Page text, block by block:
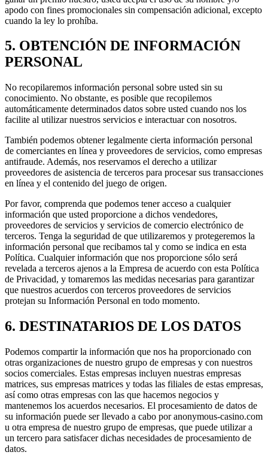
apodo con fines promocionales sin compensación adicional, excepto
cuando la ley lo prohíba.
5. OBTENCIÓN DE INFORMACIÓN
PERSONAL
No recopilaremos información personal sobre usted sin su
conocimiento. No obstante, es posible que recopilemos
automáticamente determinados datos sobre usted cuando nos los
facilite al utilizar nuestros servicios e interactuar con nosotros.
También podemos obtener legalmente cierta información personal
de comerciantes en línea y proveedores de servicios, como empresas
antifraude. Además, nos reservamos el derecho a utilizar
proveedores de asistencia de terceros para procesar sus transacciones
en línea y el contenido del juego de origen.
Por favor, comprenda que podemos tener acceso a cualquier
información que usted proporcione a dichos vendedores,
proveedores de servicios y servicios de comercio electrónico de
terceros. Tenga la seguridad de que utilizaremos y protegeremos la
información personal que recibamos tal y como se indica en esta
Política. Cualquier información que nos proporcione sólo será
revelada a terceros ajenos a la Empresa de acuerdo con esta Política
de Privacidad, y tomaremos las medidas necesarias para garantizar
que nuestros acuerdos con terceros proveedores de servicios
protejan su Información Personal en todo momento.
6. DESTINATARIOS DE LOS DATOS
Podemos compartir la información que nos ha proporcionado con
otras organizaciones de nuestro grupo de empresas y con nuestros
socios comerciales. Estas empresas incluyen nuestras empresas
matrices, sus empresas matrices y todas las filiales de estas empresas,
así como otras empresas con las que hacemos negocios y
mantenemos los acuerdos necesarios. El procesamiento de datos de
su información puede ser llevado a cabo por anonymous-casino.com
u otra empresa de nuestro grupo de empresas, que puede utilizar a
un tercero para satisfacer dichas necesidades de procesamiento de
datos.